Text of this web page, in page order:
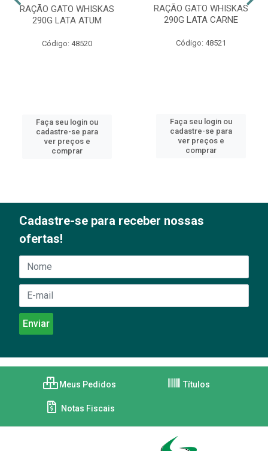
RAÇÃO GATO WHISKAS
290G LATA ATUM
Código: 48520
Faça seu login ou
cadastre-se para
ver preços e
comprar
RAÇÃO GATO WHISKAS
290G LATA CARNE
Código: 48521
Faça seu login ou
cadastre-se para
ver preços e
comprar
Cadastre-se para receber nossas
ofertas!
Meus Pedidos Títulos
Notas Fiscais